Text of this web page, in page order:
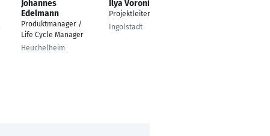
Johannes
Edelmann
Produktmanager /
Life Cycle Manager
Heuchelheim
Ilya Voronin
Projektleiter
Ingolstadt